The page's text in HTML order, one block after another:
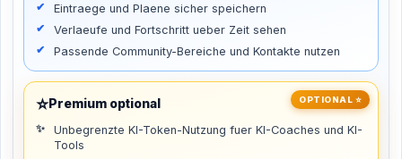
Eintraege und Plaene sicher speichern
Verlaeufe und Fortschritt ueber Zeit sehen
Passende Community-Bereiche und Kontakte nutzen
OPTIONAL ⭐
⭐Premium optional
Unbegrenzte KI-Token-Nutzung fuer KI-Coaches und KI-
Tools